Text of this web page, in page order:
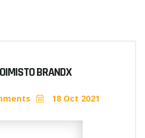
BRANDX
18 Oct 2021